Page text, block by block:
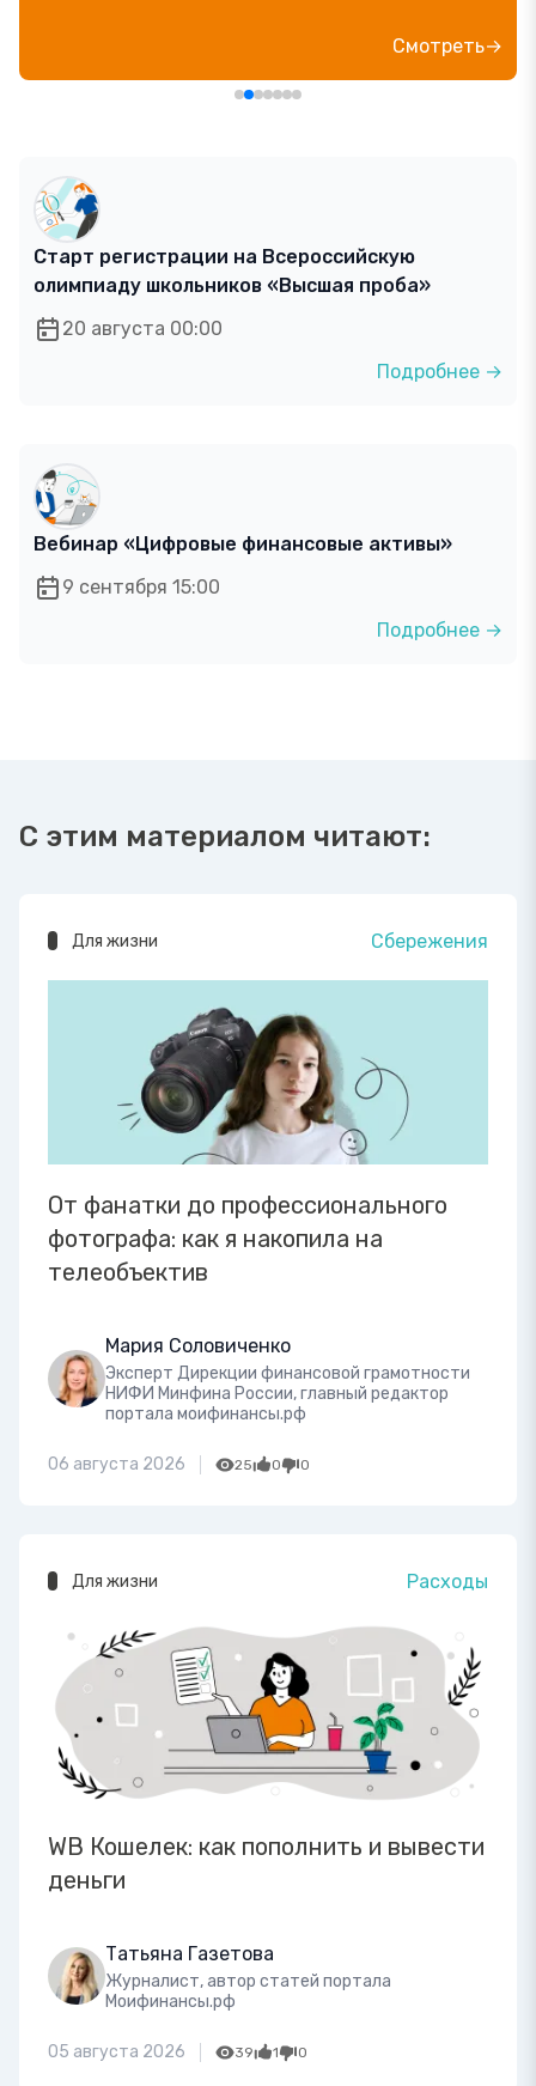
Смотреть→
Старт регистрации на Всероссийскую
олимпиаду школьников «Высшая проба»
20 августа 00:00
Подробнее →
Вебинар «Цифровые финансовые активы»
9 сентября 15:00
Подробнее →
С этим материалом читают:
Для жизни Сбережения
От фанатки до профессионального
фотографа: как я накопила на
телеобъектив
Мария Соловиченко
Эксперт Дирекции финансовой грамотности
НИФИ Минфина России, главный редактор
портала моифинансы.рф
06 августа 2026 25 0 0
Для жизни Расходы
WB Кошелек: как пополнить и вывести
деньги
Татьяна Газетова
Журналист, автор статей портала
Моифинансы.рф
05 августа 2026 39 1 0